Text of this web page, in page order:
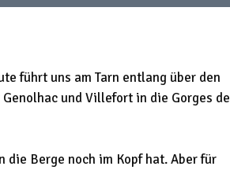
führt uns am Tarn entlang über den
und Villefort in die Gorges de
die Berge noch im Kopf hat. Aber für